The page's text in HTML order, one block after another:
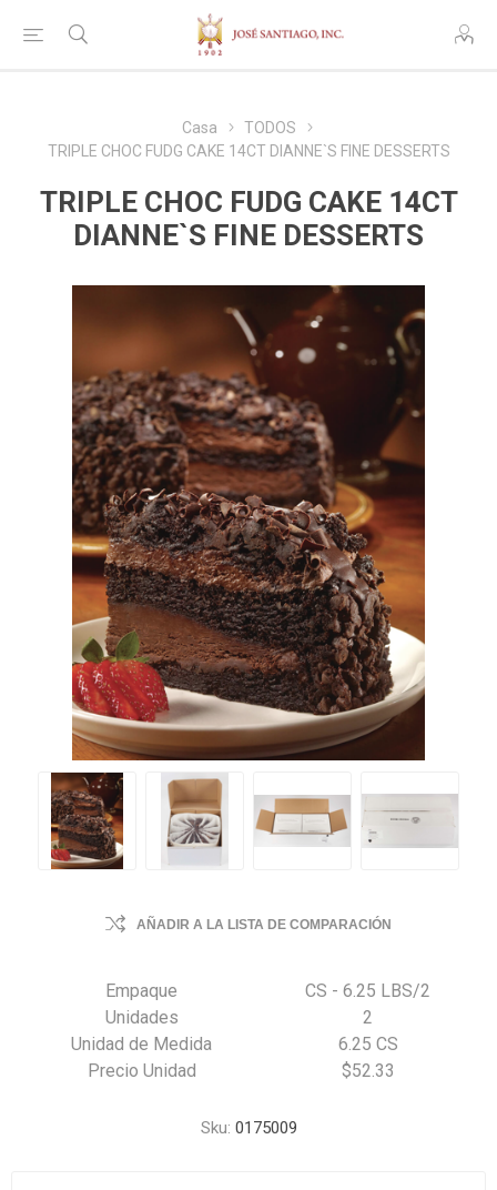
Casa
TODOS
TRIPLE CHOC FUDG CAKE 14CT DIANNE`S FINE DESSERTS
TRIPLE CHOC FUDG CAKE 14CT
DIANNE`S FINE DESSERTS
AÑADIR A LA LISTA DE COMPARACIÓN
Empaque
CS - 6.25 LBS/2
Unidades
2
Unidad de Medida
6.25 CS
Precio Unidad
$52.33
Sku: 0175009